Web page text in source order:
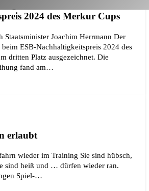
2024 des Merkur Cups
Staatsminister Joachim Herrmann Der
ESB-Nachhaltigkeitspreis 2024 des
dritten Platz ausgezeichnet. Die
fand am…
erlaubt
wieder im Training Sie sind hübsch,
sind heiß und … dürfen wieder ran.
Spiel-…